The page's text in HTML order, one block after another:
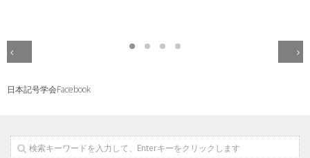
日本記号学会Facebook